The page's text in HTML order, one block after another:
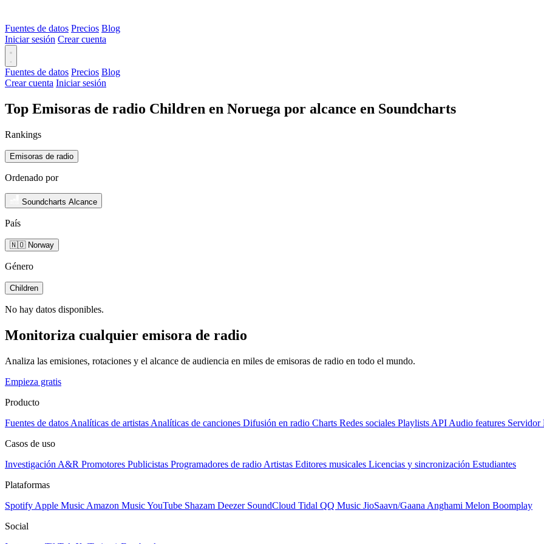
Fuentes de datos Precios Blog
Iniciar sesión Crear cuenta
Fuentes de datos Precios Blog
Crear cuenta Iniciar sesión
Top Emisoras de radio Children en Noruega por alcance en Soundcharts
Rankings
Emisoras de radio
Ordenado por
Soundcharts Alcance
País
🇳🇴 Norway
Género
Children
No hay datos disponibles.
Monitoriza cualquier emisora de radio
Analiza las emisiones, rotaciones y el alcance de audiencia en miles de emisoras de radio en todo el mundo.
Empieza gratis
Producto
Fuentes de datos Analíticas de artistas Analíticas de canciones Difusión en radio Charts Redes sociales Playlists API Audio features Servidor
Casos de uso
Investigación A&R Promotores Publicistas Programadores de radio Artistas Editores musicales Licencias y sincronización Estudiantes
Plataformas
Spotify Apple Music Amazon MusicYouTube Shazam Deezer SoundCloud Tidal QQ Music JioSaavn/Gaana Anghami Melon Boomplay
Social